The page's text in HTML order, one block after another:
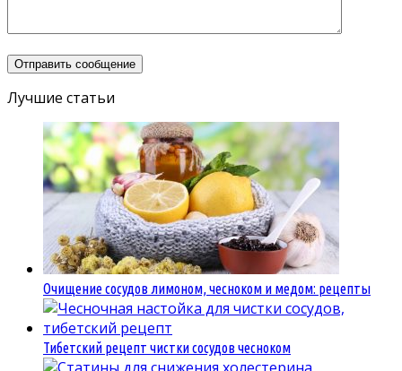
Лучшие статьи
Очищение сосудов лимоном, чесноком и медом: рецепты
Тибетский рецепт чистки сосудов чесноком